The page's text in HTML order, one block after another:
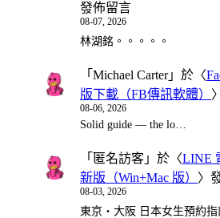
發佈留言
08-07, 2026
林湖銘。。。。。
「 Michael Carter」於〈
版下載（FB傳訊軟體）
08-06, 2026
Solid guide — the lo…
「 匿名訪客 」於〈LINE
新版（Win+Mac 版） 〉
08-03, 2026
東京・大阪 日本女生預約